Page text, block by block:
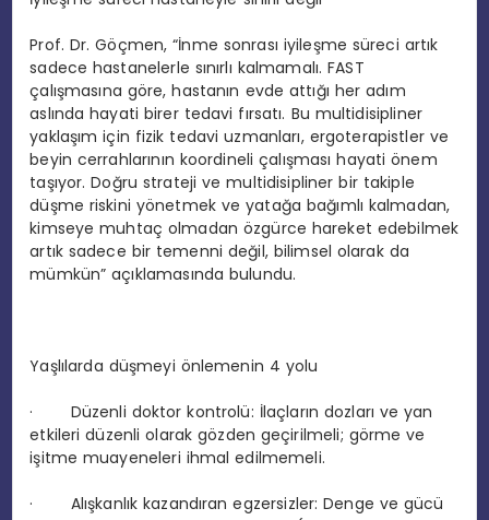
Prof. Dr. Göçmen, “İnme sonrası iyileşme süreci artık
sadece hastanelerle sınırlı kalmamalı. FAST
çalışmasına göre, hastanın evde attığı her adım
aslında hayati birer tedavi fırsatı. Bu multidisipliner
yaklaşım için fizik tedavi uzmanları, ergoterapistler ve
beyin cerrahlarının koordineli çalışması hayati önem
taşıyor. Doğru strateji ve multidisipliner bir takiple
düşme riskini yönetmek ve yatağa bağımlı kalmadan,
kimseye muhtaç olmadan özgürce hareket edebilmek
artık sadece bir temenni değil, bilimsel olarak da
mümkün” açıklamasında bulundu.
Yaşlılarda düşmeyi önlemenin 4 yolu
· Düzenli doktor kontrolü: İlaçların dozları ve yan
etkileri düzenli olarak gözden geçirilmeli; görme ve
işitme muayeneleri ihmal edilmemeli.
· Alışkanlık kazandıran egzersizler: Denge ve gücü